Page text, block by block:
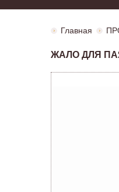
Главная
ЖАЛО ДЛЯ